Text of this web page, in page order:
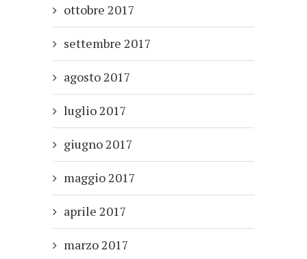
ottobre 2017
settembre 2017
agosto 2017
luglio 2017
giugno 2017
maggio 2017
aprile 2017
marzo 2017